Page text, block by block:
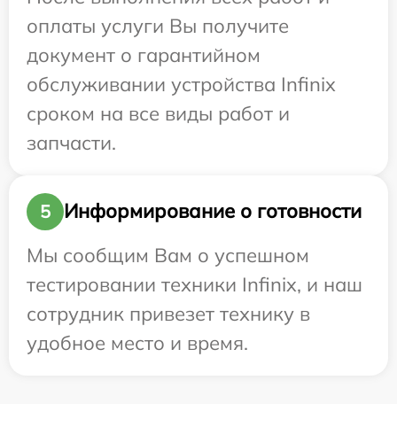
оплаты услуги Вы получите
документ о гарантийном
обслуживании устройства Infinix
сроком на все виды работ и
запчасти.
5
Информирование о готовности
Мы сообщим Вам о успешном
тестировании техники Infinix, и наш
сотрудник привезет технику в
удобное место и время.